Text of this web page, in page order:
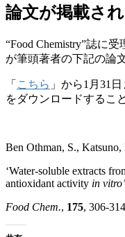
論文が掲載さ
“Food Chemistry”誌に受
が筆頭著者の下記の論
「 こちら 」から1月31
をダウンロードするこ
Ben Othman, S., Katsuno,
‘Water-soluble extracts
antioxidant activity in vitro’
Food Chem., 175, 306-